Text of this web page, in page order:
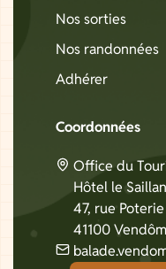
Nos sorties
Nos randonnées
Adhérer
Coordonnées
Office du
Hôtel le
47, rue Poterie
41100